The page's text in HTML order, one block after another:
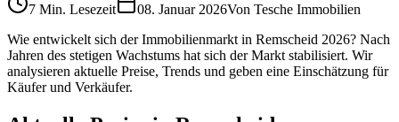
7 Min. Lesezeit 08. Januar 2026Von Tesche Immobilien
Wie entwickelt sich der Immobilienmarkt in Remscheid 2026? Nach
Jahren des stetigen Wachstums hat sich der Markt stabilisiert. Wir
analysieren aktuelle Preise, Trends und geben eine Einschätzung für
Käufer und Verkäufer.